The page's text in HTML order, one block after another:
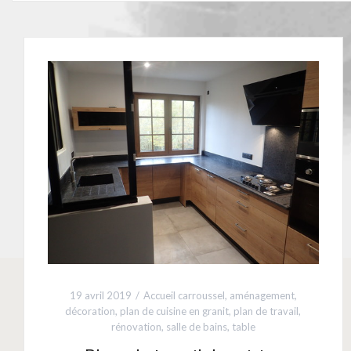
19 avril 2019 Accueil carroussel, aménagement,
décoration, plan de cuisine en granit, plan de travail,
rénovation, salle de bains, table